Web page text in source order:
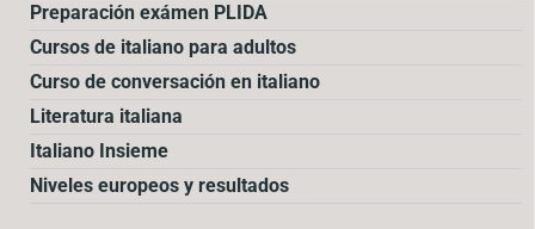
Preparación exámen PLIDA
Cursos de italiano para adultos
Curso de conversación en italiano
Literatura italiana
Italiano Insieme
Niveles europeos y resultados